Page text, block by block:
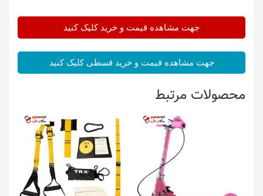
جهت مشاهده قیمت و خرید کلیک کنید
جهت مشاهده قیمت و خرید قسطی کلیک کنید
محصولات مرتبط